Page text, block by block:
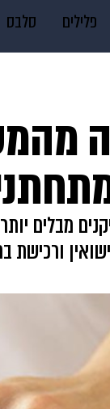
פלילים סלבס
משפט
מבלים
ורכישת